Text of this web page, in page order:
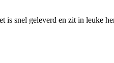
is snel geleverd en zit in leuke